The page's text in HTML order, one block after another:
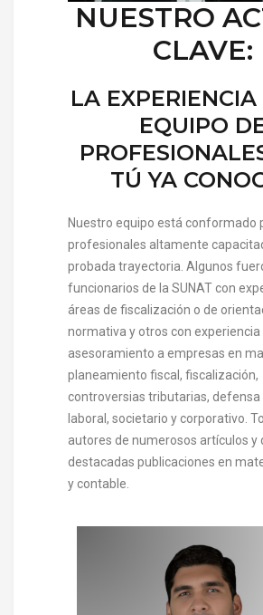
NUESTRO
CLAVE:
LA
EQUIPO
TÚ YA
Nuestro equipo está conformado
profesionales altamente
probada trayectoria. Algunos
funcionarios de la SUNAT con
áreas de fiscalización o de
normativa y otros con experiencia
asesoramiento a empresas en
planeamiento fiscal, fiscalización,
controversias tributarias, defensa
laboral, societario y corporativo.
autores de numerosos artículos y
destacadas publicaciones en
y contable.